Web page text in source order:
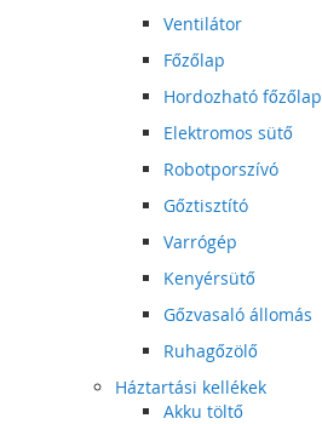
Ventilátor
Főzőlap
Hordozható főzőlap
Elektromos sütő
Robotporszívó
Gőztisztító
Varrógép
Kenyérsütő
Gőzvasaló állomás
Ruhagőzölő
Háztartási kellékek
Akku töltő